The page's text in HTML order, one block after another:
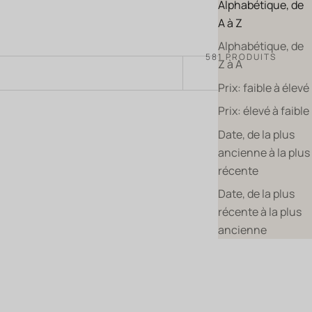
Alphabétique, de
A à Z
Alphabétique, de
Z à A
Prix: faible à élevé
Prix: élevé à faible
Date, de la plus
ancienne à la plus
récente
Date, de la plus
récente à la plus
ancienne
581 PRODUITS